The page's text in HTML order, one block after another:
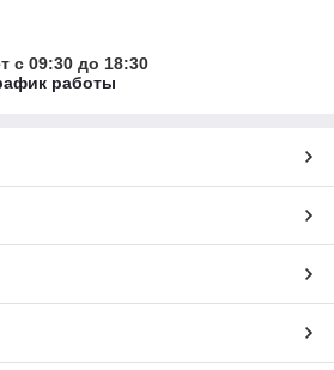
с 09:30 до 18:30
работы